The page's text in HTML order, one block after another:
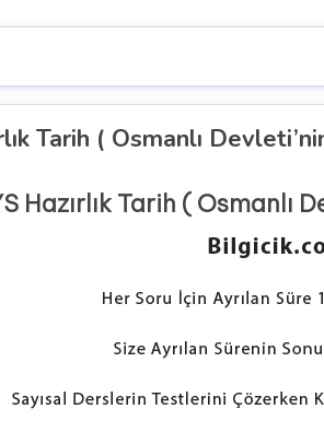
Tarih ( Osmanlı
Hazırlık Tarih (